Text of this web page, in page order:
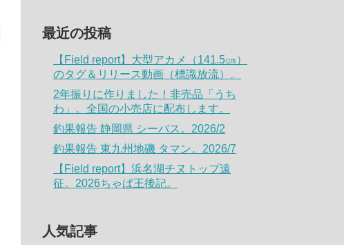
最近の投稿
【Field report】大型アカメ（141.5㎝）
のタグ＆リリース動画（標識放流）。
2年振りに作りました！非売品「うち
わ」。全国の小売店に配布します。
釣果報告 静岡県 シーバス。2026/2
釣果報告 東九州地磯 タマン。2026/7
【Field report】浜名湖チヌトップ遠
征。2026ちゃぱ王後記。
人気記事